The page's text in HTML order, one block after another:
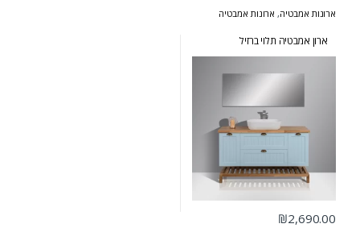
ארונות אמבטיה, ארונות אמבטיה
ארונות אמבטיה מרחפים
ארון אמבטיה תלוי ברזיל
₪2,690.00